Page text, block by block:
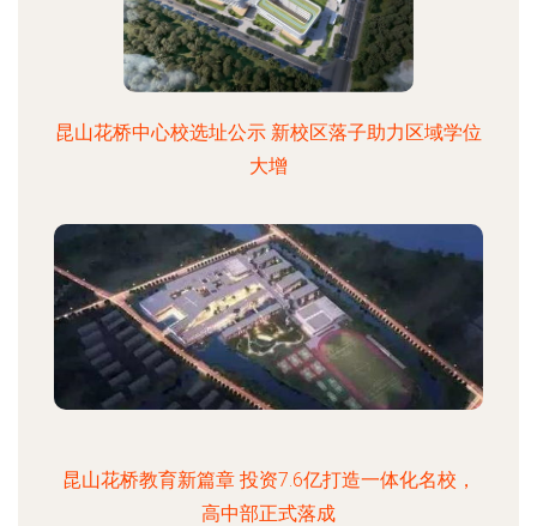
昆山花桥中心校选址公示 新校区落子助力区域学位
大增
昆山花桥教育新篇章 投资7.6亿打造一体化名校，
高中部正式落成